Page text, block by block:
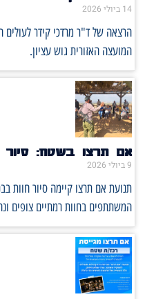
14 ביולי 2026
הרצאה של ד"ר מרדכי קידר
המועצה האזורית גוש עציון.
אם תרצו בשטח: סיור
9 ביולי 2026
תנועת אם תרצו קיימה סיור חוות
המשתתפים בחוות רמתיים צופים